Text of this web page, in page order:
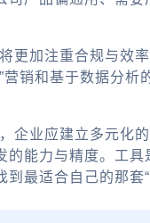
更加注重合规与效
营销和基于数据分
企业应建立多元化
的能力与精度。工
最适合自己的那套